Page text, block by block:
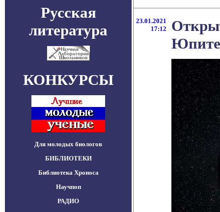
Русская
литература
КОНКУРСЫ
Для молодых биологов
БИБЛИОТЕКИ
Библиотека Хроноса
Научпоп
РАДИО
23.01.2021
17:12